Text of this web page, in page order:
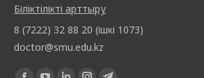
Біліктілікті арттыру
8 (7222) 32 88 20 (ішкі 1073)
doctor@smu.edu.kz
Find us on: